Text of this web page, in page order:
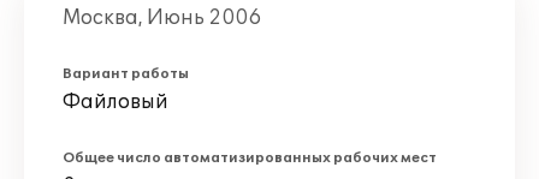
Москва, Июнь 2006
Вариант работы
Файловый
Общее число автоматизированных рабочих мест